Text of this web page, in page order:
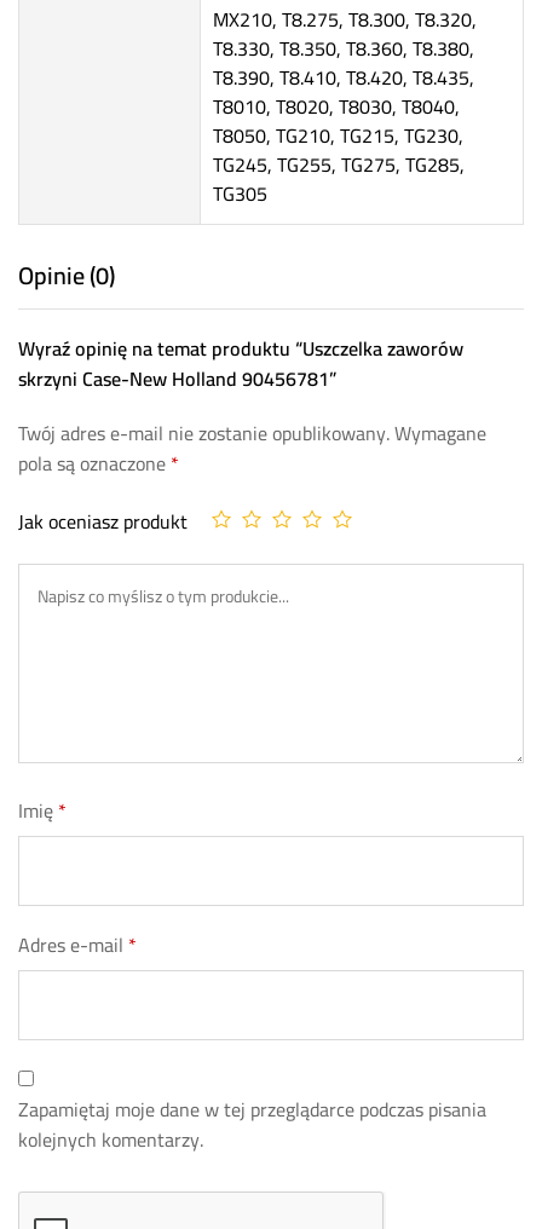
MX210, T8.275, T8.300, T8.320,
T8.330, T8.350, T8.360, T8.380,
T8.390, T8.410, T8.420, T8.435,
T8010, T8020, T8030, T8040,
T8050, TG210, TG215, TG230,
TG245, TG255, TG275, TG285,
TG305
Opinie (0)
Wyraź opinię na temat produktu “Uszczelka zaworów
skrzyni Case-New Holland 90456781”
Twój adres e-mail nie zostanie opublikowany.Wymagane
pola są oznaczone*
Jak oceniasz produkt
Imię*
Adres e-mail *
Zapamiętaj moje dane w tej przeglądarce podczas pisania
kolejnych komentarzy.